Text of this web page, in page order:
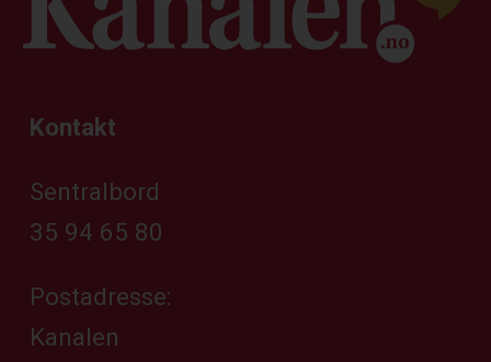
Kontakt
Sentralbord
35 94 65 80
Postadresse:
Kanalen